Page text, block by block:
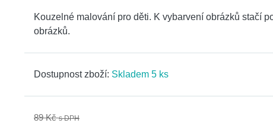
Kouzelné malování pro děti. K vybarvení obrázků stačí
obrázků.
Dostupnost zboží: Skladem 5 ks
89 Kčs DPH